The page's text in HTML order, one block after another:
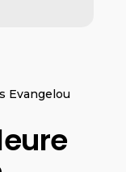
Evangelou